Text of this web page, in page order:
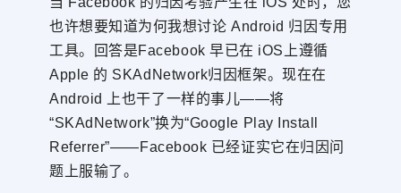
也许想要知道为何我想讨论 Android 归因专用
工具。回答是Facebook 早已在 iOS上遵循
Apple 的 SKAdNetwork归因框架。现在在
Android 上也干了一样的事儿——将
“SKAdNetwork”换为“Google Play Install
Referrer”——Facebook 已经证实它在归因问
题上服输了。